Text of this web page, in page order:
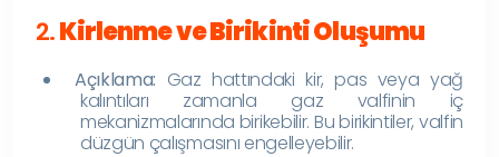
2.Kirlenme ve Birikinti Oluşumu
Açıklama: Gaz hattındaki kir, pas veya yağ
kalıntıları zamanla gaz valfinin iç
mekanizmalarında birikebilir. Bu birikintiler, valfin
düzgün çalışmasını engelleyebilir.